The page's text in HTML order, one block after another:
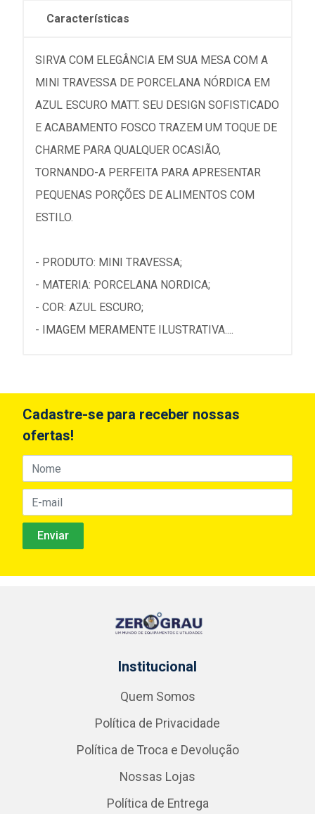
Características
SIRVA COM ELEGÂNCIA EM SUA MESA COM A
MINI TRAVESSA DE PORCELANA NÓRDICA EM
AZUL ESCURO MATT. SEU DESIGN SOFISTICADO
E ACABAMENTO FOSCO TRAZEM UM TOQUE DE
CHARME PARA QUALQUER OCASIÃO,
TORNANDO-A PERFEITA PARA APRESENTAR
PEQUENAS PORÇÕES DE ALIMENTOS COM
ESTILO.
- PRODUTO: MINI TRAVESSA;
- MATERIA: PORCELANA NORDICA;
- COR: AZUL ESCURO;
- IMAGEM MERAMENTE ILUSTRATIVA....
Cadastre-se para receber nossas
ofertas!
Institucional
Quem Somos
Política de Privacidade
Política de Troca e Devolução
Nossas Lojas
Política de Entrega